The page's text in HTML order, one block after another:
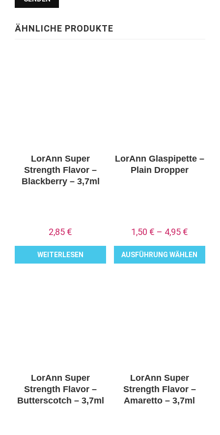
ÄHNLICHE PRODUKTE
LorAnn Super
Strength Flavor –
Blackberry – 3,7ml
2,85 €
WEITERLESEN
LorAnn Glaspipette –
Plain Dropper
1,50 € – 4,95 €
AUSFÜHRUNG WÄHLEN
auf
LorAnn Super
Strength Flavor –
Butterscotch – 3,7ml
LorAnn Super
Strength Flavor –
Amaretto – 3,7ml